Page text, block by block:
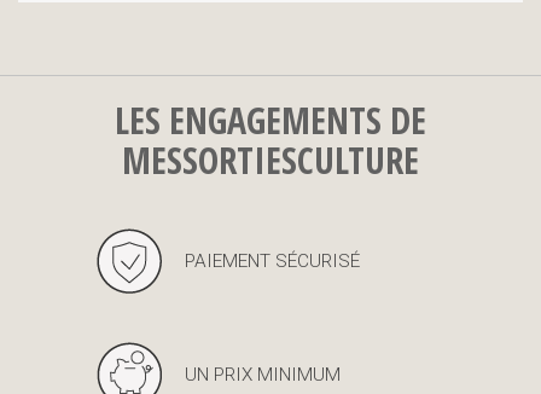
LES ENGAGEMENTS DE
MESSORTIESCULTURE
PAIEMENT SÉCURISÉ
UN PRIX MINIMUM